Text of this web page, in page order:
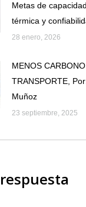
Metas de
térmica y
28 enero, 2026
MENOS
TRANSPORTE,
Muñoz
23 septiembre, 2025